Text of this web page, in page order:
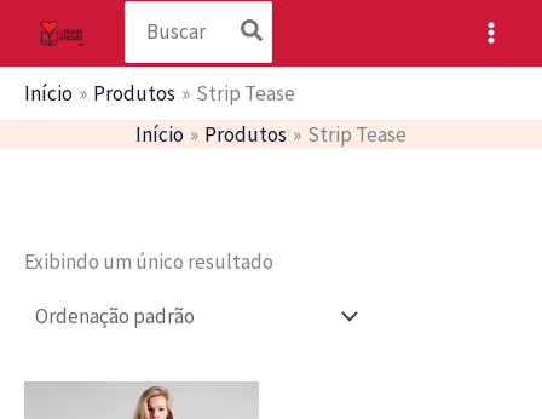
conteúdo
Início Produtos
Strip Tease
Início
Produtos Strip Tease
Exibindo um único resultado